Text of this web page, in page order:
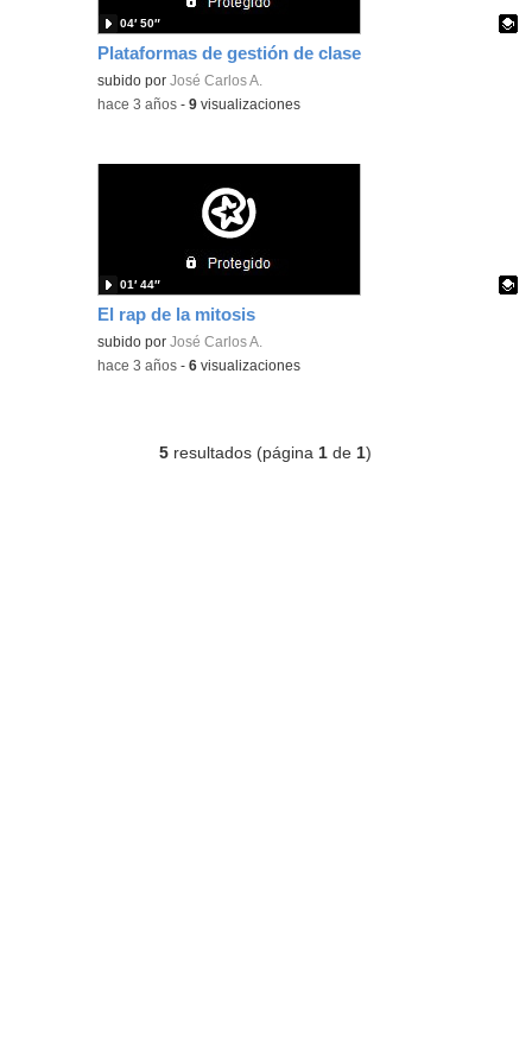
Plataformas de gestión de clase
Contenido educativo.
subido porJosé Carlos A.
04′ 50″
-hace 3 años -9 visualizaciones
El rap de la mitosis
Contenido educativo.
subido porJosé Carlos A.
01′ 44″
-hace 3 años -6 visualizaciones
5 resultados (página 1 de 1)